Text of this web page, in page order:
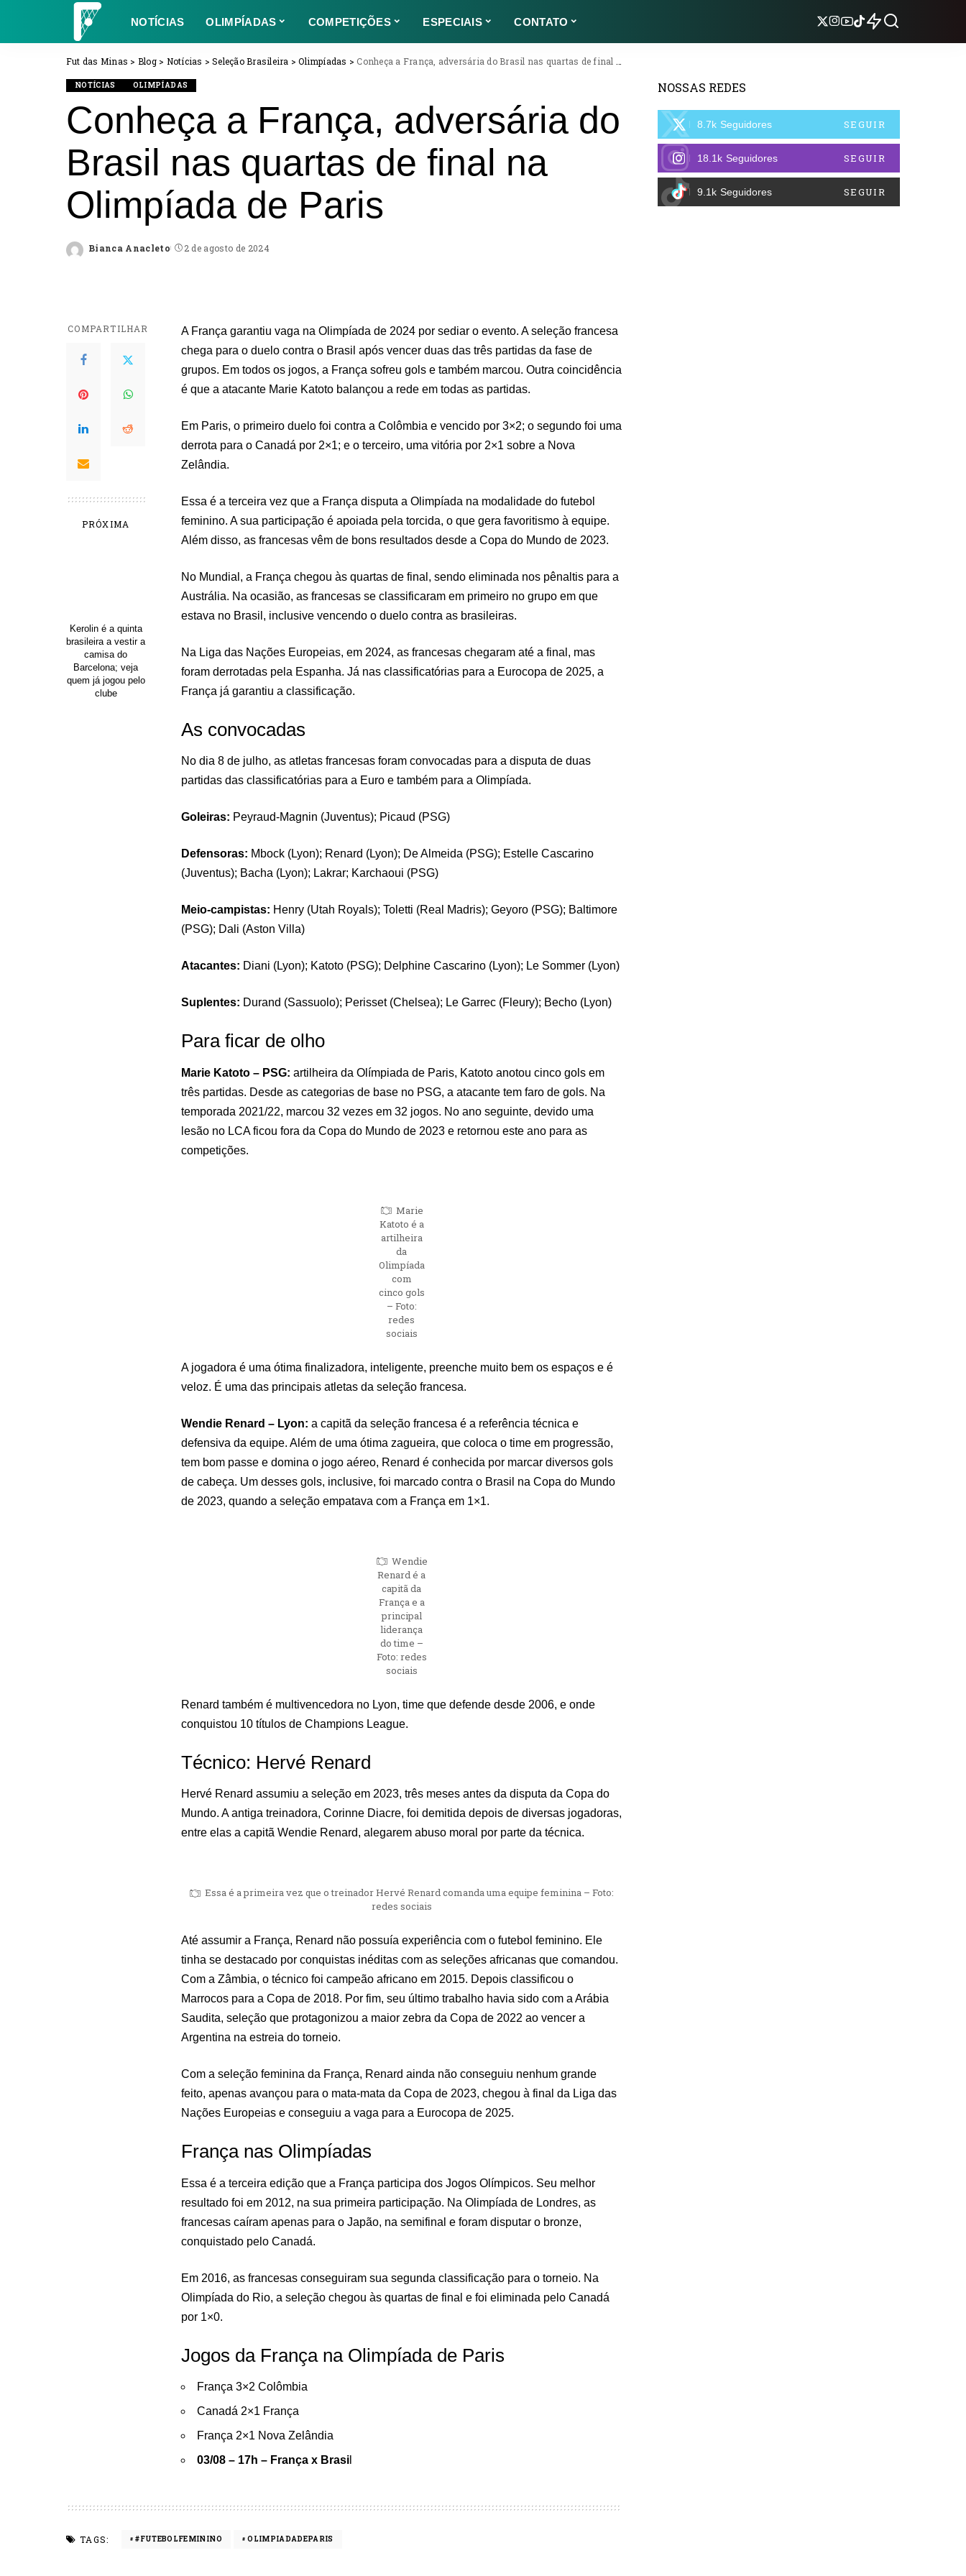
NOTÍCIAS OLIMPÍADAS COMPETIÇÕES ESPECIAIS CONTATO
Fut das Minas > Blog> Notícias >Seleção Brasileira >Olimpíadas >Conheça a França, adversária do Brasil nas quartas de final na Olimpíada de Paris
NOTÍCIAS OLIMPÍADAS
Conheça a França, adversária do
Brasil nas quartas de final na
Olimpíada de Paris
Posted
Bianca Anacleto 2 de agosto de 2024
COMPARTILHAR
PRÓXIMA
Kerolin é a quinta
brasileira a vestir a
camisa do
Barcelona; veja
quem já jogou pelo
clube
A França garantiu vaga na Olimpíada de 2024 por sediar o evento. A seleção francesa
chega para o duelo contra o Brasil após vencer duas das três partidas da fase de
grupos. Em todos os jogos, a França sofreu gols e também marcou. Outra coincidência
é que a atacante Marie Katoto balançou a rede em todas as partidas.
Em Paris, o primeiro duelo foi contra a Colômbia e vencido por 3×2; o segundo foi uma
derrota para o Canadá por 2×1; e o terceiro, uma vitória por 2×1 sobre a Nova
Zelândia.
Essa é a terceira vez que a França disputa a Olimpíada na modalidade do futebol
feminino. A sua participação é apoiada pela torcida, o que gera favoritismo à equipe.
Além disso, as francesas vêm de bons resultados desde a Copa do Mundo de 2023.
No Mundial, a França chegou às quartas de final, sendo eliminada nos pênaltis para a
Austrália. Na ocasião, as francesas se classificaram em primeiro no grupo em que
estava no Brasil, inclusive vencendo o duelo contra as brasileiras.
Na Liga das Nações Europeias, em 2024, as francesas chegaram até a final, mas
foram derrotadas pela Espanha. Já nas classificatórias para a Eurocopa de 2025, a
França já garantiu a classificação.
As convocadas
No dia 8 de julho, as atletas francesas foram convocadas para a disputa de duas
partidas das classificatórias para a Euro e também para a Olimpíada.
Goleiras: Peyraud-Magnin (Juventus); Picaud (PSG)
Defensoras: Mbock (Lyon); Renard (Lyon); De Almeida (PSG); Estelle Cascarino
(Juventus); Bacha (Lyon); Lakrar; Karchaoui (PSG)
Meio-campistas: Henry (Utah Royals); Toletti (Real Madris); Geyoro (PSG); Baltimore
(PSG); Dali (Aston Villa)
Atacantes: Diani (Lyon); Katoto (PSG); Delphine Cascarino (Lyon); Le Sommer (Lyon)
Suplentes: Durand (Sassuolo); Perisset (Chelsea); Le Garrec (Fleury); Becho (Lyon)
Para ficar de olho
Marie Katoto – PSG: artilheira da Olímpiada de Paris, Katoto anotou cinco gols em
três partidas. Desde as categorias de base no PSG, a atacante tem faro de gols. Na
temporada 2021/22, marcou 32 vezes em 32 jogos. No ano seguinte, devido uma
lesão no LCA ficou fora da Copa do Mundo de 2023 e retornou este ano para as
competições.
Marie
Katoto é a
artilheira
da
Olimpíada
com
cinco gols
– Foto:
redes
sociais
A jogadora é uma ótima finalizadora, inteligente, preenche muito bem os espaços e é
veloz. É uma das principais atletas da seleção francesa.
Wendie Renard – Lyon: a capitã da seleção francesa é a referência técnica e
defensiva da equipe. Além de uma ótima zagueira, que coloca o time em progressão,
tem bom passe e domina o jogo aéreo, Renard é conhecida por marcar diversos gols
de cabeça. Um desses gols, inclusive, foi marcado contra o Brasil na Copa do Mundo
de 2023, quando a seleção empatava com a França em 1×1.
Wendie
Renard é a
capitã da
França e a
principal
liderança
do time –
Foto: redes
sociais
Renard também é multivencedora no Lyon, time que defende desde 2006, e onde
conquistou 10 títulos de Champions League.
Técnico: Hervé Renard
Hervé Renard assumiu a seleção em 2023, três meses antes da disputa da Copa do
Mundo. A antiga treinadora, Corinne Diacre, foi demitida depois de diversas jogadoras,
entre elas a capitã Wendie Renard, alegarem abuso moral por parte da técnica.
Essa é a primeira vez que o treinador Hervé Renard comanda uma equipe feminina – Foto:
redes sociais
Até assumir a França, Renard não possuía experiência com o futebol feminino. Ele
tinha se destacado por conquistas inéditas com as seleções africanas que comandou.
Com a Zâmbia, o técnico foi campeão africano em 2015. Depois classificou o
Marrocos para a Copa de 2018. Por fim, seu último trabalho havia sido com a Arábia
Saudita, seleção que protagonizou a maior zebra da Copa de 2022 ao vencer a
Argentina na estreia do torneio.
Com a seleção feminina da França, Renard ainda não conseguiu nenhum grande
feito, apenas avançou para o mata-mata da Copa de 2023, chegou à final da Liga das
Nações Europeias e conseguiu a vaga para a Eurocopa de 2025.
França nas Olimpíadas
Essa é a terceira edição que a França participa dos Jogos Olímpicos. Seu melhor
resultado foi em 2012, na sua primeira participação. Na Olimpíada de Londres, as
francesas caíram apenas para o Japão, na semifinal e foram disputar o bronze,
conquistado pelo Canadá.
Em 2016, as francesas conseguiram sua segunda classificação para o torneio. Na
Olimpíada do Rio, a seleção chegou às quartas de final e foi eliminada pelo Canadá
por 1×0.
Jogos da França na Olimpíada de Paris
França 3×2 Colômbia
Canadá 2×1 França
França 2×1 Nova Zelândia
03/08 – 17h – França x Brasi
TAGS: #FUTEBOLFEMININO OLIMPIADADEPARIS
NOSSAS REDES
8.7k Seguidores SEGUIR
18.1k Seguidores SEGUIR
9.1k Seguidores SEGUIR